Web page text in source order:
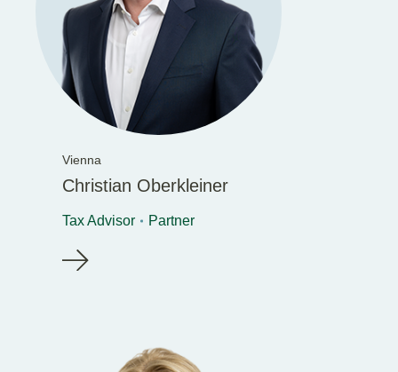
Vienna
Christian Oberkleiner
Tax Advisor Partner